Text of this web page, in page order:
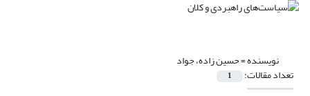
نویسنده =حسین زاده، جواد
تعداد مقالات: 1